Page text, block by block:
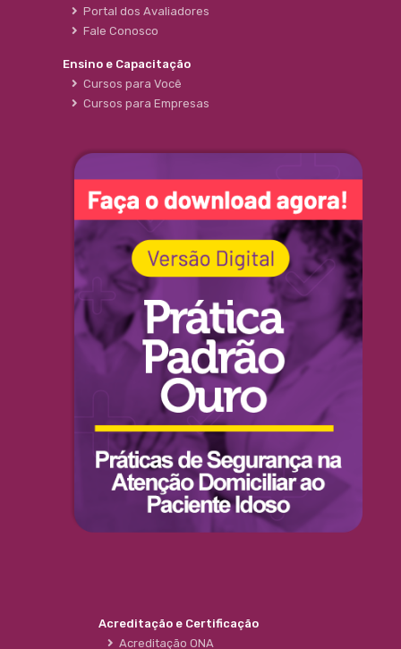
Portal dos Avaliadores
Fale Conosco
Ensino e Capacitação
Cursos para Você
Cursos para Empresas
Acreditação e Certificação
Acreditação ONA